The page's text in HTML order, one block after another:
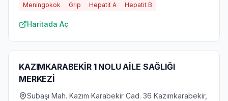
Meningokok
Grip Hepatit A Hepatit B
Haritada Aç
KAZIMKARABEKİR 1 NOLU AİLE SAĞLIĞI
MERKEZİ
Subaşı Mah. Kazım Karabekir Cad. 36 Kazımkarabekir,